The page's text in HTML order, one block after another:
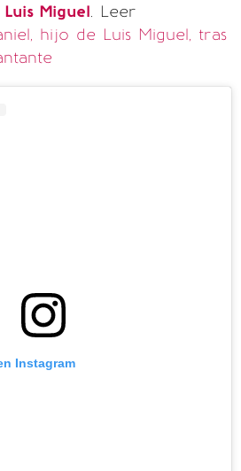
Luis Miguel. Leer
hijo de Luis Miguel, tras
Instagram